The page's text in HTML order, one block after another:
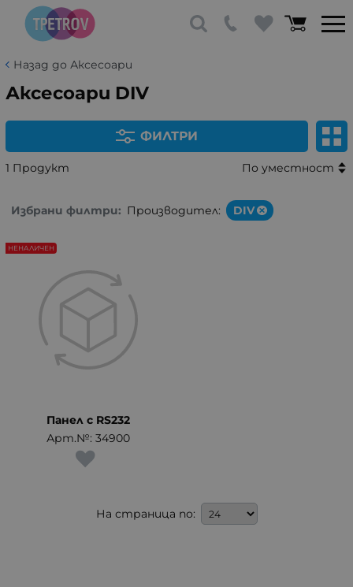
Назад до Аксесоари
Аксесоари DIV
ФИЛТРИ
1 Продукт По уместност
Избрани филтри: Производител: DIV
Панел с RS232
Арт.№: 34900
НЕНАЛИЧЕН
На страница по: